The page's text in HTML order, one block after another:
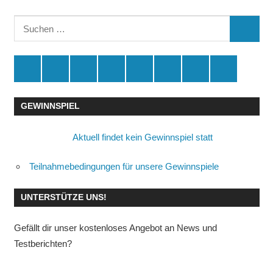
Suchen
nach:
GEWINNSPIEL
Aktuell findet kein Gewinnspiel statt
Teilnahmebedingungen für unsere Gewinnspiele
UNTERSTÜTZE UNS!
Gefällt dir unser kostenloses Angebot an News und
Testberichten?